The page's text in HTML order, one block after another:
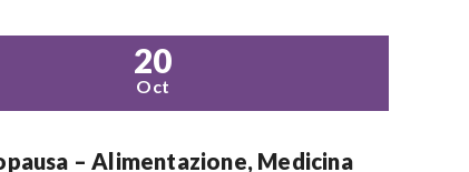
20
Oct
– Alimentazione, Medicina